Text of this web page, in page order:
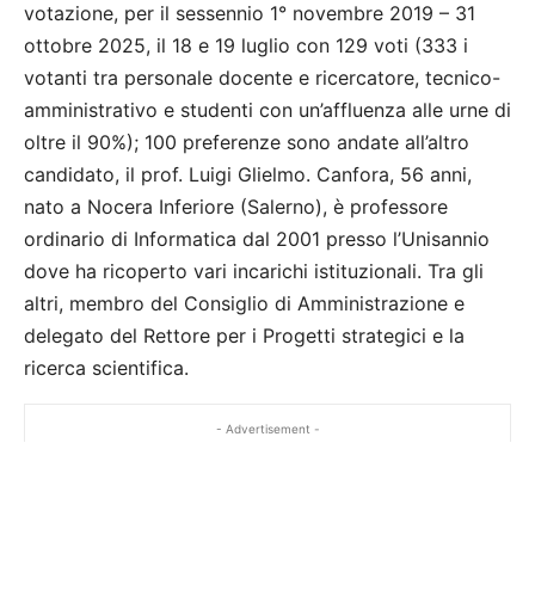
votazione, per il sessennio 1° novembre 2019 – 31
ottobre 2025, il 18 e 19 luglio con 129 voti (333 i
votanti tra personale docente e ricercatore, tecnico-
amministrativo e studenti con un’affluenza alle urne di
oltre il 90%); 100 preferenze sono andate all’altro
candidato, il prof. Luigi Glielmo. Canfora, 56 anni,
nato a Nocera Inferiore (Salerno), è professore
ordinario di Informatica dal 2001 presso l’Unisannio
dove ha ricoperto vari incarichi istituzionali. Tra gli
altri, membro del Consiglio di Amministrazione e
delegato del Rettore per i Progetti strategici e la
ricerca scientifica.
- Advertisement -